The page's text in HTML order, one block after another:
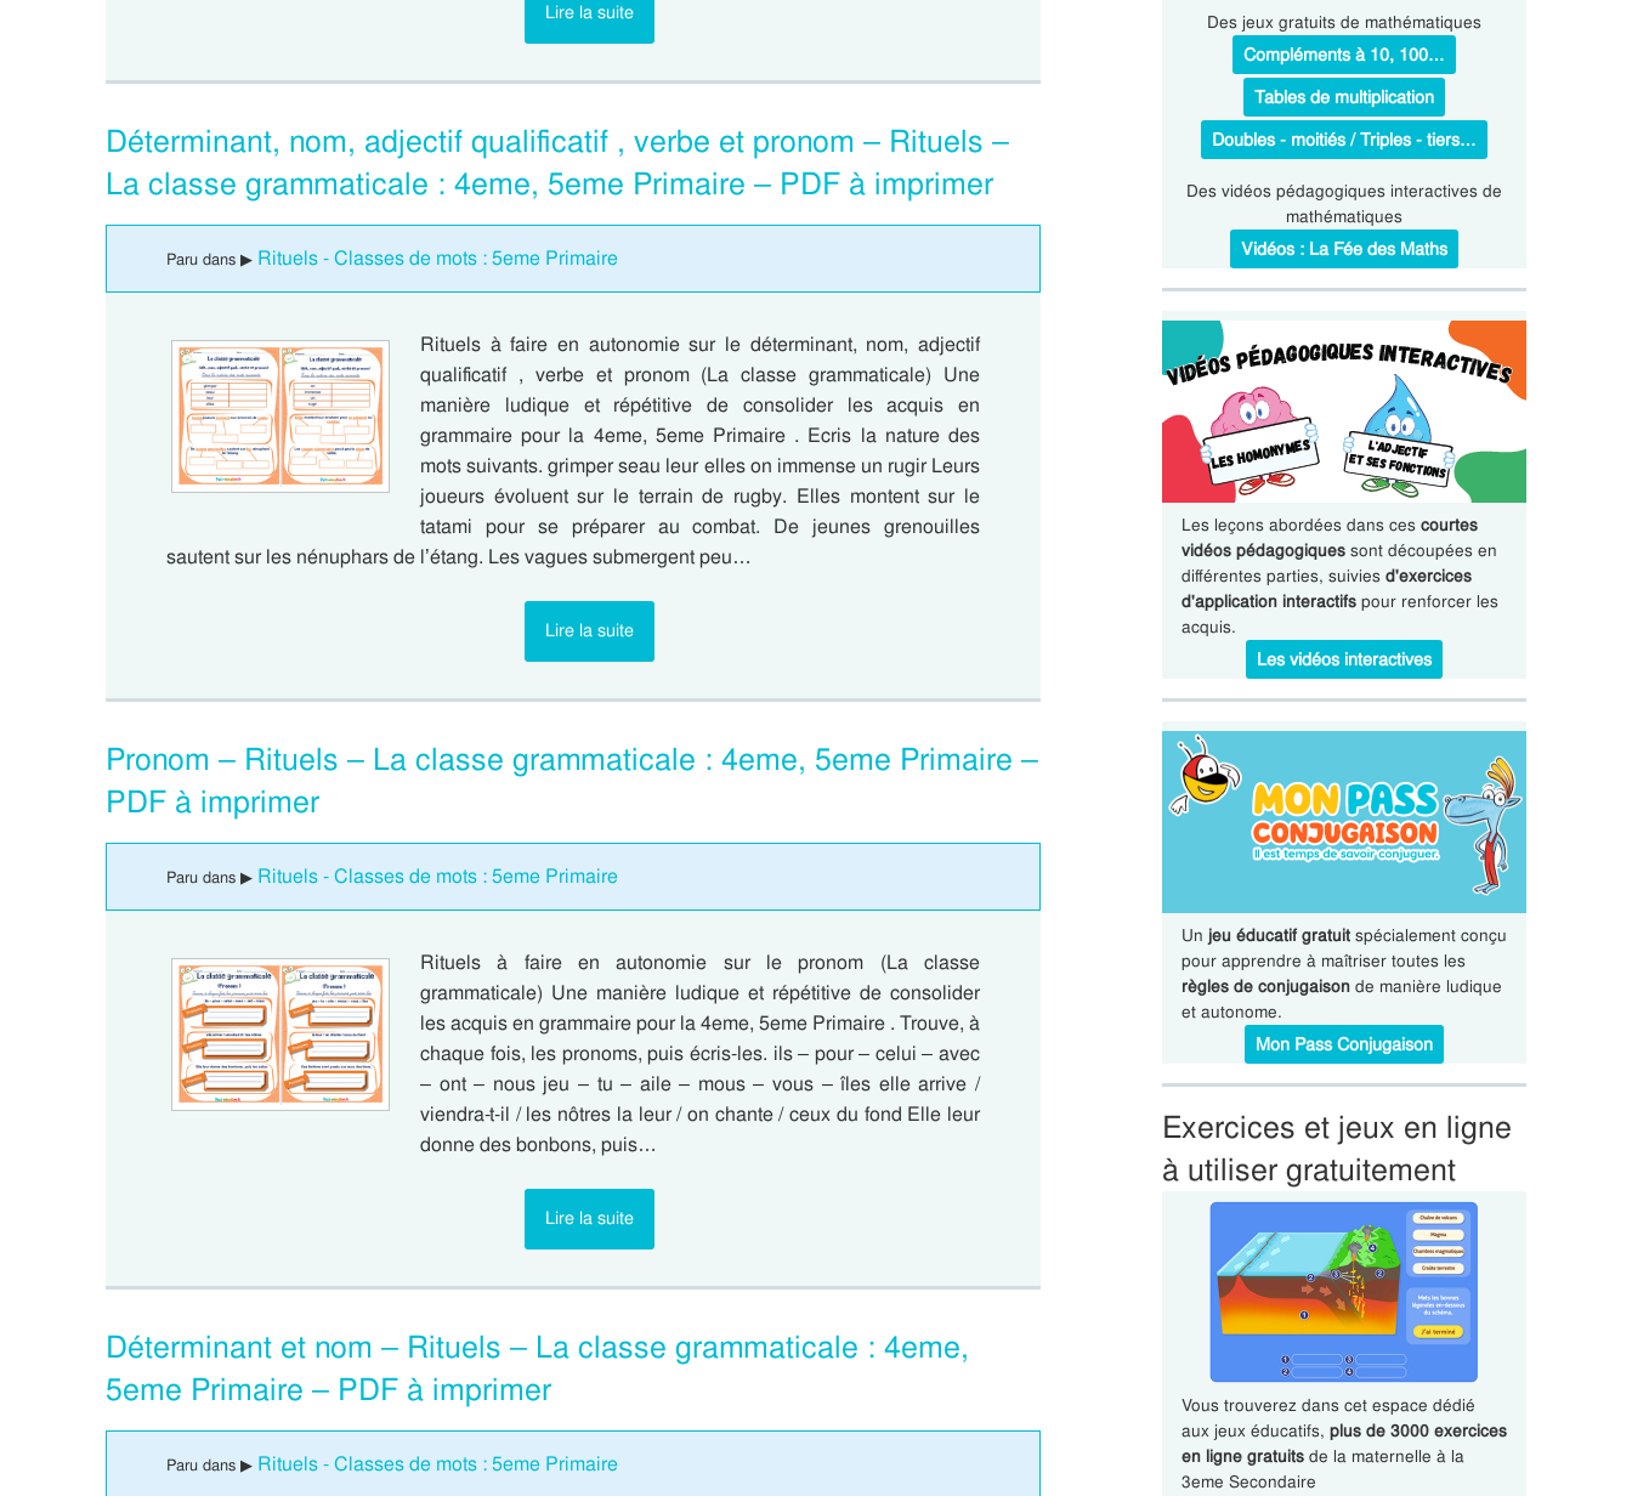
Lire la suite
Déterminant, nom, adjectif qualificatif , verbe et pronom – Rituels –
La classe grammaticale : 4eme, 5eme Primaire – PDF à imprimer
Paru dans ▶ Rituels - Classes de mots : 5eme Primaire
Rituels à faire en autonomie sur le déterminant, nom, adjectif
qualificatif , verbe et pronom (La classe grammaticale) Une
manière ludique et répétitive de consolider les acquis en
grammaire pour la 4eme, 5eme Primaire . Ecris la nature des
mots suivants. grimper seau leur elles on immense un rugir Leurs
joueurs évoluent sur le terrain de rugby. Elles montent sur le
tatami pour se préparer au combat. De jeunes grenouilles
sautent sur les nénuphars de l’étang. Les vagues submergent peu…
Lire la suite
Pronom – Rituels – La classe grammaticale : 4eme, 5eme Primaire –
PDF à imprimer
Paru dans ▶ Rituels - Classes de mots : 5eme Primaire
Rituels à faire en autonomie sur le pronom (La classe
grammaticale) Une manière ludique et répétitive de consolider
les acquis en grammaire pour la 4eme, 5eme Primaire . Trouve, à
chaque fois, les pronoms, puis écris-les. ils – pour – celui – avec
– ont – nous jeu – tu – aile – mous – vous – îles elle arrive /
viendra-t-il / les nôtres la leur / on chante / ceux du fond Elle leur
donne des bonbons, puis…
Lire la suite
Déterminant et nom – Rituels – La classe grammaticale : 4eme,
5eme Primaire – PDF à imprimer
Paru dans ▶ Rituels - Classes de mots : 5eme Primaire
Des jeux gratuits de mathématiques
Compléments à 10, 100…
Tables de multiplication
Doubles - moitiés / Triples - tiers…
Des vidéos pédagogiques interactives de
mathématiques
Vidéos : La Fée des Maths
Les leçons abordées dans ces courtes
vidéos pédagogiquessont découpées en
différentes parties, suivies d'exercices
d'application interactifspour renforcer les
acquis.
Les vidéos interactives
Un jeu éducatif gratuitspécialement conçu
pour apprendre à maîtriser toutes les
règles de conjugaisonde manière ludique
et autonome.
Mon Pass Conjugaison
Exercices et jeux en ligne
à utiliser gratuitement
Vous trouverez dans cet espace dédié
aux jeux éducatifs, plus de 3000 exercices
en ligne gratuitsde la maternelle à la
3eme Secondaire